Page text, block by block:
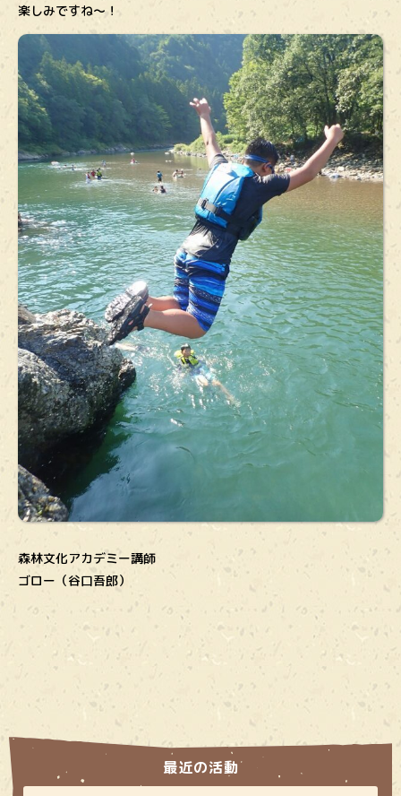
楽しみですね～！
森林文化アカデミー講師
ゴロー（谷口吾郎）
最近の活動